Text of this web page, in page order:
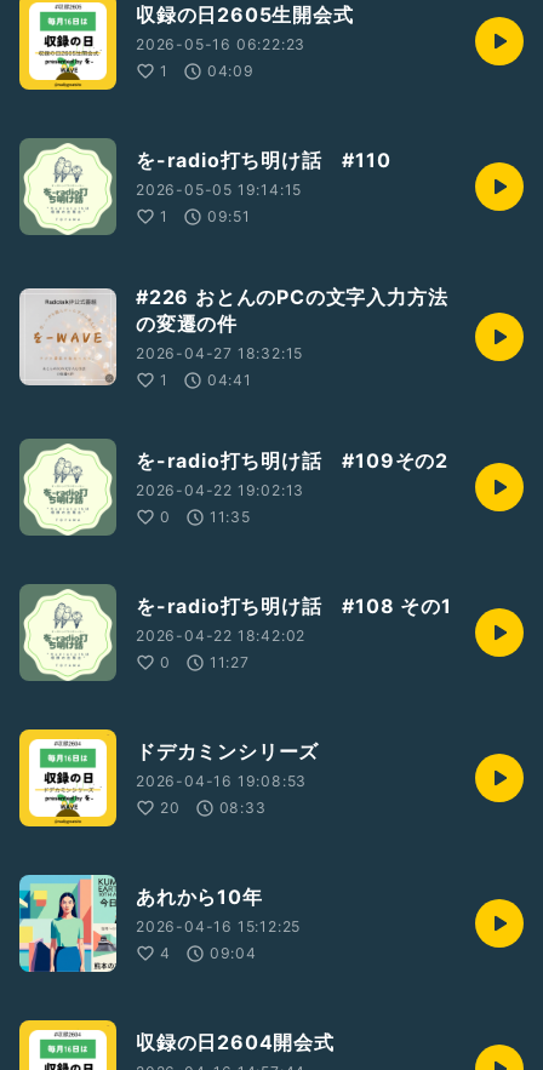
収録の日2605生開会式
2026-05-16 06:22:23
1
04:09
を-radio打ち明け話 #110
2026-05-05 19:14:15
1
09:51
#226 おとんのPCの文字入力方法
の変遷の件
2026-04-27 18:32:15
1
04:41
を-radio打ち明け話 #109その2
2026-04-22 19:02:13
0
11:35
を-radio打ち明け話 #108 その1
2026-04-22 18:42:02
0
11:27
ドデカミンシリーズ
2026-04-16 19:08:53
20
08:33
あれから10年
2026-04-16 15:12:25
4
09:04
収録の日2604開会式